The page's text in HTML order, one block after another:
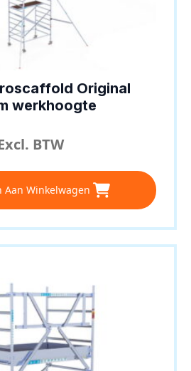
Original
werkhoogte
BTW
Aan Winkelwagen